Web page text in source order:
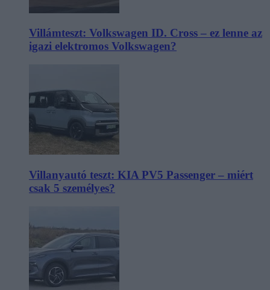
Villámteszt: Volkswagen ID. Cross – ez lenne az
igazi elektromos Volkswagen?
Villanyautó teszt: KIA PV5 Passenger – miért
csak 5 személyes?